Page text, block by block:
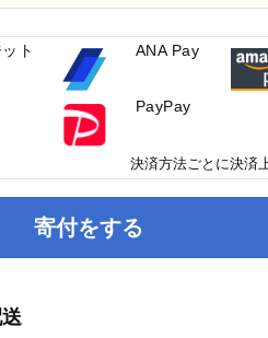
寄付をする
ト
ANA Pay
PayPay
決済方法ごとに決済